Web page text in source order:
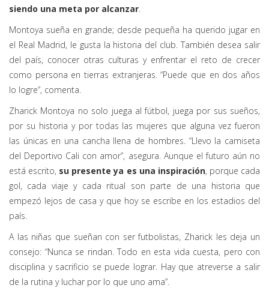
siendo una meta por alcanzar.
Montoya sueña en grande; desde pequeña ha querido jugar en
el Real Madrid, le gusta la historia del club. También desea salir
del país, conocer otras culturas y enfrentar el reto de crecer
como persona en tierras extranjeras. “Puede que en dos años
lo logre”, comenta.
Zharick Montoya no solo juega al fútbol, juega por sus sueños,
por su historia y por todas las mujeres que alguna vez fueron
las únicas en una cancha llena de hombres. “Llevo la camiseta
del Deportivo Cali con amor”, asegura. Aunque el futuro aún no
está escrito, su presente ya es una inspiración, porque cada
gol, cada viaje y cada ritual son parte de una historia que
empezó lejos de casa y que hoy se escribe en los estadios del
país.
A las niñas que sueñan con ser futbolistas, Zharick les deja un
consejo: “Nunca se rindan. Todo en esta vida cuesta, pero con
disciplina y sacrificio se puede lograr. Hay que atreverse a salir
de la rutina y luchar por lo que uno ama”.